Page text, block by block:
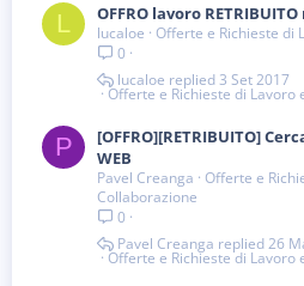
L OFFRO lavoro
lucaloe
Offerte e Richieste di
0
Offerte e Richieste di Lavoro
3 Set 2017
lucaloe
P
[OFFRO][RETRIBUITO]
WEB
Pavel Creanga
Offerte e
Collaborazione
0
Offerte e Richieste di Lavoro
26
Pavel Creanga